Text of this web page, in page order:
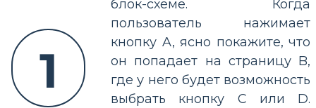
1
блок-схеме. Когда
пользователь нажимает
кнопку A, ясно покажите, что
он попадает на страницу B,
где у него будет возможность
выбрать кнопку C или D.